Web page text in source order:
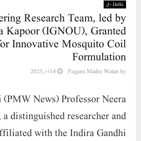
Delhi دہلی
Research Team, led by
Kapoor (IGNOU), Granted
Innovative Mosquito Coil
Formulation
by
Paigam Madre Watan 14 نومبر 2023
(PMW News)Professor Neera
distinguished researcher and
with the Indira Gandhi